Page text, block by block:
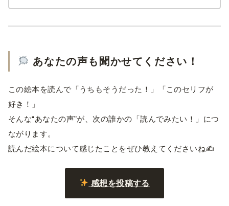
あなたの声も聞かせてください！
この絵本を読んで「うちもそうだった！」「このセリフが
好き！」
そんな“あなたの声”が、次の誰かの「読んでみたい！」につ
ながります。
読んだ絵本について感じたことをぜひ教えてくださいね✍️
感想を投稿する